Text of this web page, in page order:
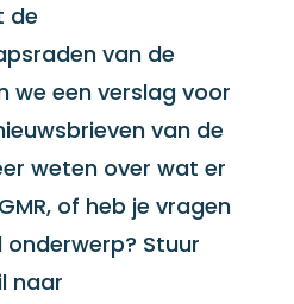
de
van de
we een verslag voor
van de
weten over wat er
of heb je vragen
Stuur
naar